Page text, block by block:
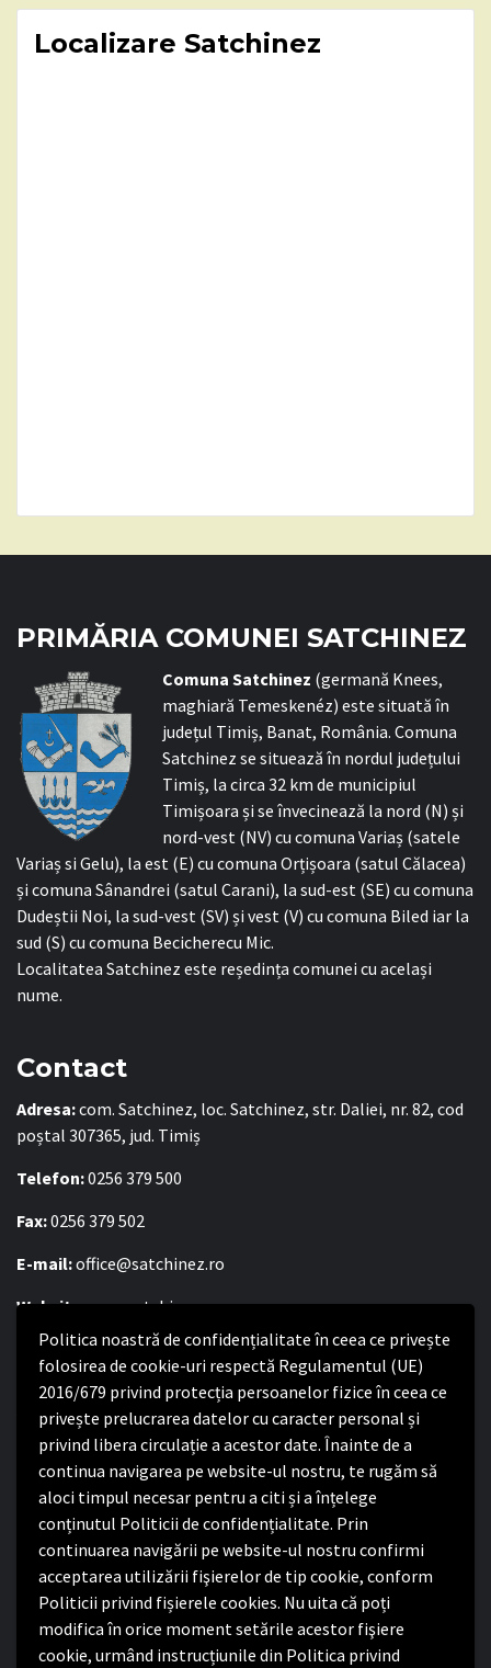
Politica noastră de confidențialitate în ceea ce privește
folosirea de cookie-uri respectă Regulamentul (UE)
2016/679 privind protecția persoanelor fizice în ceea ce
privește prelucrarea datelor cu caracter personal și
privind libera circulație a acestor date. Înainte de a
continua navigarea pe website-ul nostru, te rugăm să
aloci timpul necesar pentru a citi și a înțelege
conținutul Politicii de confidențialitate. Prin
continuarea navigării pe website-ul nostru confirmi
acceptarea utilizării fişierelor de tip cookie, conform
Politicii privind fișierele cookies. Nu uita că poți
modifica în orice moment setările acestor fişiere
cookie, urmând instrucțiunile din Politica privind
Localizare Satchinez
PRIMĂRIA COMUNEI SATCHINEZ
Comuna Satchinez (germană Knees,
maghiară Temeskenéz) este situată în
județul Timiș, Banat, România. Comuna
Satchinez se situează în nordul județului
Timiș, la circa 32 km de municipiul
Timișoara și se învecinează la nord (N) și
nord-vest (NV) cu comuna Variaș (satele
Variaș si Gelu), la est (E) cu comuna Orțișoara (satul Călacea)
și comuna Sânandrei (satul Carani), la sud-est (SE) cu comuna
Dudeștii Noi, la sud-vest (SV) și vest (V) cu comuna Biled iar la
sud (S) cu comuna Becicherecu Mic.
Localitatea Satchinez este reședința comunei cu același
nume.
Contact
Adresa:com. Satchinez, loc. Satchinez, str. Daliei, nr. 82, cod
poștal 307365, jud. Timiș
Telefon:0256 379 500
Fax:0256 379 502
E-mail:office@satchinez.ro
Website:www.satchinez.ro
Program cu publicul:
Luni – Joi:8:00-16:30
Vineri:8:00 – 14:00
Politica de confidențialitate
Politica de confidențialitate
Nota de informare privind implementarea Regulamentului
(UE) 2016/679
Termeni și condiții de utilizare website